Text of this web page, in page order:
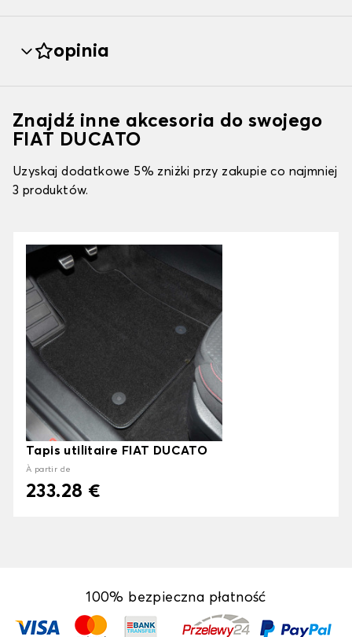
opinia
Znajdź inne akcesoria do swojego
FIAT DUCATO
Uzyskaj dodatkowe 5% zniżki przy zakupie co najmniej
3 produktów.
Tapis utilitaire FIAT DUCATO
À partir de
233.28 €
100% bezpieczna płatność